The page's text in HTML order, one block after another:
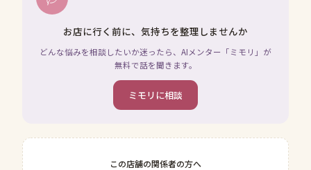
お店に行く前に、気持ちを整理しませんか
どんな悩みを相談したいか迷ったら、AIメンター「ミモリ」が
無料で話を聞きます。
ミモリに相談
この店舗の関係者の方へ